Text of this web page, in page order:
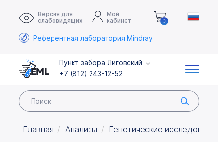
Версия для
слабовидящих
Мой
кабинет
0
Референтная лаборатория Mindray
Пункт забора Лиговский
+7 (812) 243-12-52
Главная Анализы Генетические